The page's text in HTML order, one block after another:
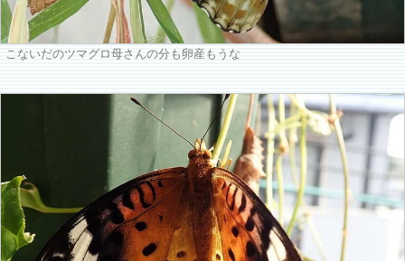
こないだのツマグロ母さんの分も卵産もうな